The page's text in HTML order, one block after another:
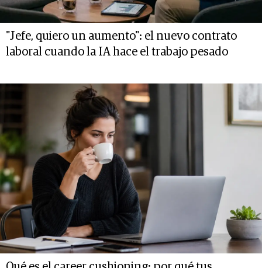
"Jefe, quiero un aumento": el nuevo contrato
laboral cuando la IA hace el trabajo pesado